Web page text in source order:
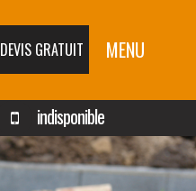
DEVIS GRATUIT MENU
indisponible